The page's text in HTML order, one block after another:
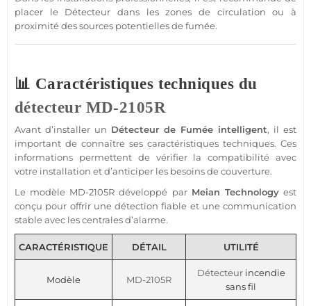
placer le Détecteur dans les zones de circulation ou à
proximité des sources potentielles de fumée.
📊 Caractéristiques techniques du
détecteur MD-2105R
Avant d’installer un Détecteur de Fumée intelligent, il est
important de connaître ses caractéristiques techniques. Ces
informations permettent de vérifier la compatibilité avec
votre installation et d’anticiper les besoins de couverture.
Le modèle MD-2105R développé par Meian Technologyest
conçu pour offrir une détectionfiable et une communication
stable avec les centrales d’alarme.
CARACTÉRISTIQUE DÉTAIL UTILITÉ
Modèle MD-2105R
Détecteurincendie
sans fil